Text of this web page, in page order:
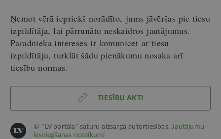
Ņemot vērā iepriekš norādīto, jums jāvēršas pie tiesu
izpildītāja, lai pārrunātu neskaidros jautājumus.
Parādnieka interesēs ir komunicēt ar tiesu
izpildītāju, turklāt šādu pienākumu nosaka arī
tiesību normas.
TIESĪBU AKTI
© "LV portāla" saturu aizsargā autortiesības.Jautājumu
iesniegšanas noteikumi